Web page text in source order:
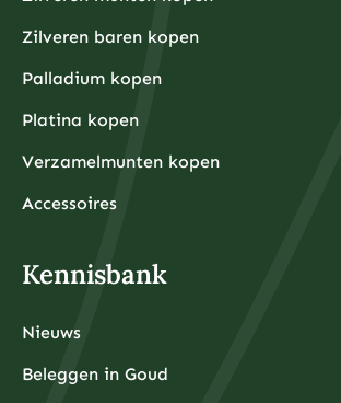
Zilveren baren kopen
Palladium kopen
Platina kopen
Verzamelmunten kopen
Accessoires
Kennisbank
Nieuws
Beleggen in Goud